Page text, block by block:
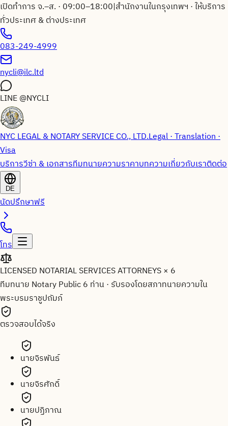
เปิดทำการ จ.–ส. · 09:00–18:00|สำนักงานในกรุงเทพฯ · ให้บริการ
ทั่วประเทศ & ต่างประเทศ
083-249-4999
nycli@ilc.ltd
LINE@NYCLI
NYC LEGAL & NOTARY SERVICE CO., LTD.Legal · Translation ·
Visa
บริการวีซ่า & เอกสารทีมทนายความราคาบทความเกี่ยวกับเราติดต่อ
DE
นัดปรึกษาฟรี
โทร
LICENSED NOTARIAL SERVICES ATTORNEYS × 6
ทีมทนาย Notary Public 6 ท่าน· รับรองโดยสภาทนายความใน
พระบรมราชูปถัมภ์
ตรวจสอบได้จริง
นายจิรพันธ์
นายจิรศักดิ์
นายปฏิภาณ